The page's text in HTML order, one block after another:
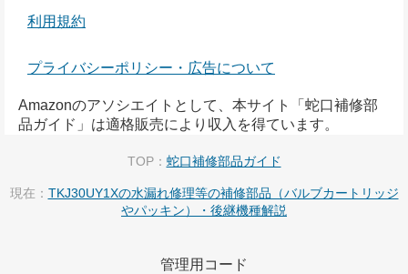
利用規約
プライバシーポリシー・広告について
Amazonのアソシエイトとして、本サイト「蛇口補修部
品ガイド」は適格販売により収入を得ています。
TOP： 蛇口補修部品ガイド
現在： TKJ30UY1Xの水漏れ修理等の補修部品（バルブカートリッジ
やパッキン）・後継機種解説
管理用コード